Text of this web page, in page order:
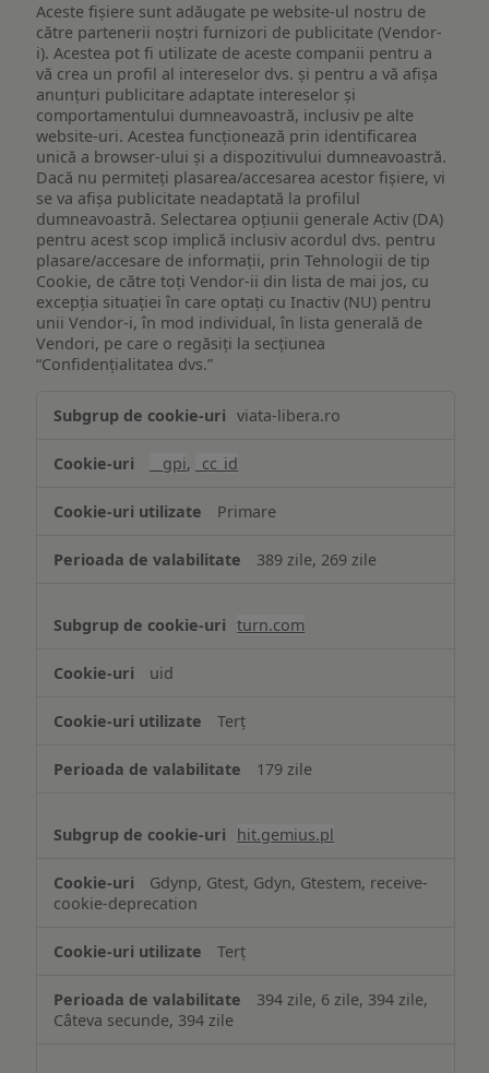
Aceste fișiere sunt adăugate pe website-ul nostru de
către partenerii noștri furnizori de publicitate (Vendor-
i). Acestea pot fi utilizate de aceste companii pentru a
vă crea un profil al intereselor dvs. și pentru a vă afișa
anunțuri publicitare adaptate intereselor și
comportamentului dumneavoastră, inclusiv pe alte
website-uri. Acestea funcționează prin identificarea
unică a browser-ului și a dispozitivului dumneavoastră.
Dacă nu permiteți plasarea/accesarea acestor fișiere, vi
se va afișa publicitate neadaptată la profilul
dumneavoastră. Selectarea opțiunii generale Activ (DA)
pentru acest scop implică inclusiv acordul dvs. pentru
plasare/accesare de informații, prin Tehnologii de tip
Cookie, de către toți Vendor-ii din lista de mai jos, cu
excepția situației în care optați cu Inactiv (NU) pentru
unii Vendor-i, în mod individual, în lista generală de
Vendori, pe care o regăsiți la secțiunea
“Confidențialitatea dvs.”
țintită
viata-libera.ro
__gpi, _cc_id
Primare
389 zile, 269 zile
turn.com
uid
Terț
179 zile
hit.gemius.pl
Gdynp, Gtest, Gdyn, Gtestem, receive-
cookie-deprecation
Terț
394 zile, 6 zile, 394 zile,
Câteva secunde, 394 zile